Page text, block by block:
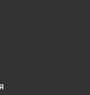
гайка
комплект входят